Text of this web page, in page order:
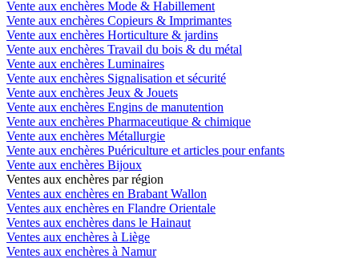
Vente aux enchères Mode & Habillement
Vente aux enchères Copieurs & Imprimantes
Vente aux enchères Horticulture & jardins
Vente aux enchères Travail du bois & du métal
Vente aux enchères Luminaires
Vente aux enchères Signalisation et sécurité
Vente aux enchères Jeux & Jouets
Vente aux enchères Engins de manutention
Vente aux enchères Pharmaceutique & chimique
Vente aux enchères Métallurgie
Vente aux enchères Puériculture et articles pour enfants
Vente aux enchères Bijoux
Ventes aux enchères par région
Ventes aux enchères en Brabant Wallon
Ventes aux enchères en Flandre Orientale
Ventes aux enchères dans le Hainaut
Ventes aux enchères à Liège
Ventes aux enchères à Namur